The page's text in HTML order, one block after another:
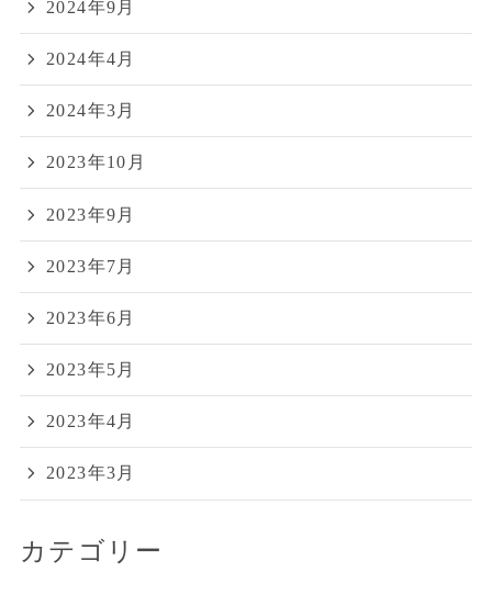
2024年9月
2024年4月
2024年3月
2023年10月
2023年9月
2023年7月
2023年6月
2023年5月
2023年4月
2023年3月
カテゴリー